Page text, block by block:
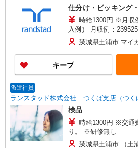
仕分け・ピッキング
時給1300円 ※月収
入例） 月収例：
日勤務の場合＋残業代
別途支給 ※交通費実費
交通費実費支払／上
茨城県土浦市 マイ
キープ
派遣社員
ランスタッド株式会社 つくば支店（つく
検品
時給1300円 ※交通
り。 ※研修無し
茨城県土浦市 （土